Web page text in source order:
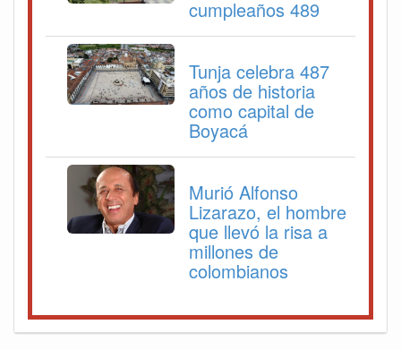
cumpleaños 489
Tunja celebra 487
años de historia
como capital de
Boyacá
Murió Alfonso
Lizarazo, el hombre
que llevó la risa a
millones de
colombianos